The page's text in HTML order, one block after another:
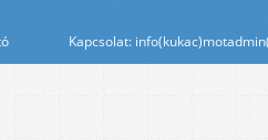
Kapcsolat: